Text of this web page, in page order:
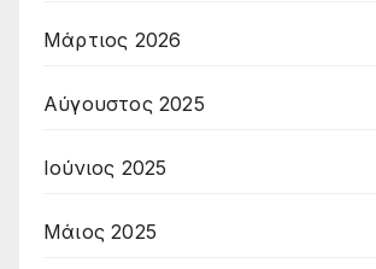
Μάρτιος 2026
Αύγουστος 2025
Ιούνιος 2025
Μάιος 2025